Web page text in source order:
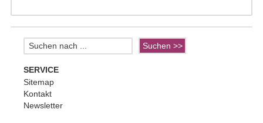
SERVICE
Sitemap
Kontakt
Newsletter